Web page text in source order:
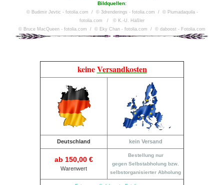
Bildquellen:
© Budimir Jevtic - fotolia.com / © 3drenderings - fotolia.com / © Piumadaquila -
fotolia.com / © K.-U. Häßler
© Bruce MacQueen - fotolia.com / © Eky Chan - fotolia.com / © daboost - Fotolia.com
keineVersandkosten
Deutschland kein Versand
ab 150,00 €
Warenwert
Bestellung nur
gegen Selbstabholung bzw.
selbstorganisierter Abholung